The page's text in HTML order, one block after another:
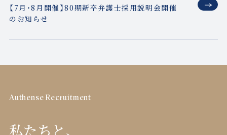
【7月・8月開催】80期新卒弁護士採用説明会開催
のお知らせ
Authense Recruitment
私たちと、